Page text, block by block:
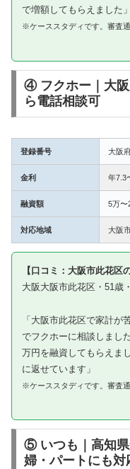
で増額してもらえました」
※ケーススタディです。審査
④ フクホー｜大
ら電話相談可
登録番号 大阪
金利 年7.3
融資額 5万〜
対応地域 大阪
【口コミ：大阪市此花区
大阪大阪市此花区・51歳
「大阪市此花区で家計が
でフクホーに相談しまし
万円を融資してもらえま
に返せています」
※ケーススタディです。審査
⑤ いつも｜高知
婦・パートにも対